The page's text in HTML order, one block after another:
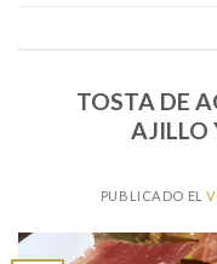
TOSTA DE
AJILLO
PUBLICADO EL